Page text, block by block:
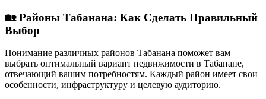
🏡Районы Табанана: Как Сделать Правильный
Выбор
Понимание различных районов Табанана поможет вам
выбрать оптимальный вариант недвижимости в Табанане,
отвечающий вашим потребностям. Каждый район имеет свои
особенности, инфраструктуру и целевую аудиторию.